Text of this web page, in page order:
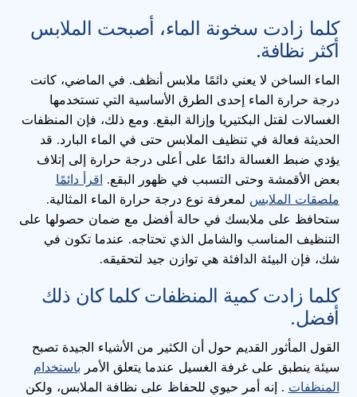
كلما زادت سخونة الماء، أصبحت الملابس
أكثر نظافة.
الماء الساخن لا يعني دائمًا ملابس أنظف. في الماضي، كانت
درجة حرارة الماء إحدى الطرق الأساسية التي تستخدمها
الغسالات لقتل البكتيريا وإزالة البقع. ومع ذلك، فإن المنظفات
الحديثة فعالة في تنظيف الملابس حتى في الماء البارد. قد
يؤدي ضبط الغسالة دائمًا على أعلى درجة حرارة إلى إتلاف
بعض الأقمشة وحتى التسبب في ظهور البقع. اقرأ دائمًا
ملصقات الملابس لمعرفة نوع درجة حرارة الماء المثالية.
ستحافظ على ملابسك في حالة أفضل مع ضمان حصولها على
التنظيف المناسب والشامل الذي تحتاجه. عندما تكون في
شك، فإن البيئة الدافئة هي توازن جيد لتحقيقه.
كلما زادت كمية المنظفات كلما كان ذلك
أفضل.
القول المأثور القديم حول أن الكثير من الأشياء الجيدة تصبح
سيئة ينطبق على غرفة الغسيل عندما يتعلق الأمر باستخدام
المنظفات . إنه أمر حيوي للحفاظ على نظافة الملابس، ولكن